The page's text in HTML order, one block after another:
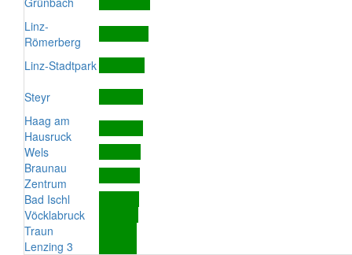
Linz-
Römerberg
Linz-Stadtpark
Steyr
Haag am
Hausruck
Wels
Braunau
Zentrum
Bad Ischl
Vöcklabruck
Traun
Lenzing 3